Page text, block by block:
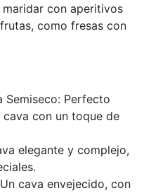
con aperitivos
como fresas con
Semiseco: Perfecto
con un toque de
elegante y complejo,
cava envejecido, con